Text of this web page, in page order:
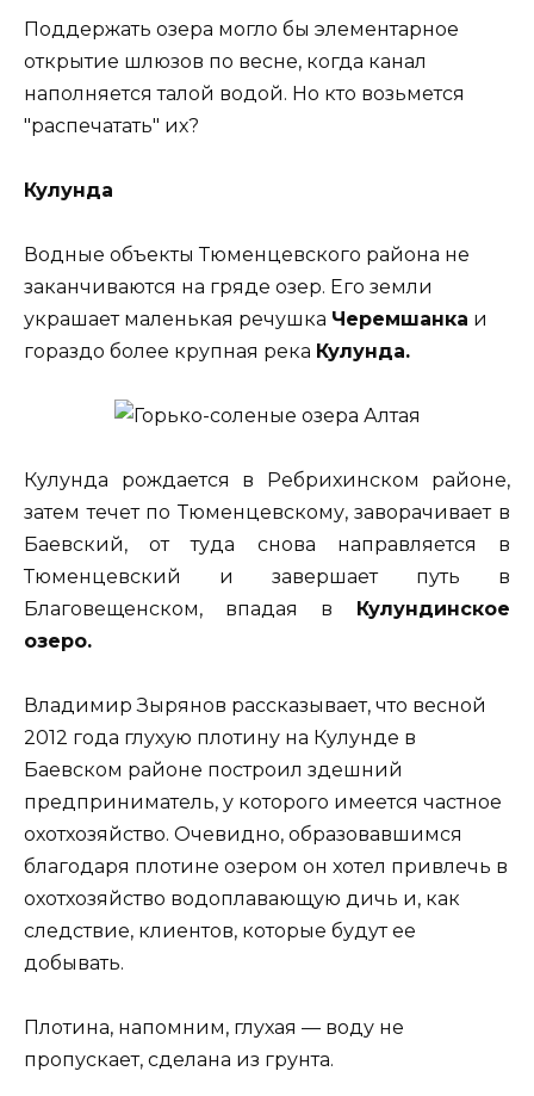
Поддержать озера могло бы элементарное
открытие шлюзов по весне, когда канал
наполняется талой водой. Но кто возьмется
"распечатать" их?
Кулунда
Водные объекты Тюменцевского района не
заканчиваются на гряде озер. Его земли
украшает маленькая речушка Черемшанка и
гораздо более крупная река Кулунда.
Кулунда рождается в Ребрихинском районе,
затем течет по Тюменцевскому, заворачивает в
Баевский, от туда снова направляется в
Тюменцевский и завершает путь в
Благовещенском, впадая в Кулундинское
озеро.
Владимир Зырянов рассказывает, что весной
2012 года глухую плотину на Кулунде в
Баевском районе построил здешний
предприниматель, у которого имеется частное
охотхозяйство. Очевидно, образовавшимся
благодаря плотине озером он хотел привлечь в
охотхозяйство водоплавающую дичь и, как
следствие, клиентов, которые будут ее
добывать.
Плотина, напомним, глухая — воду не
пропускает, сделана из грунта.